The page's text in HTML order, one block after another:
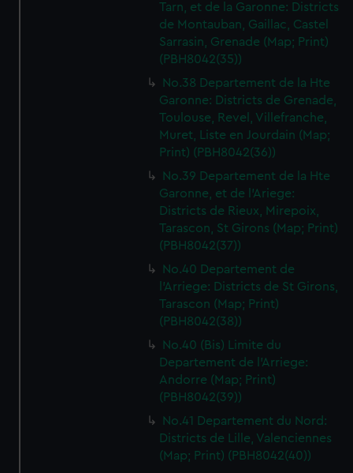
Tarn, et de la Garonne: Districts
de Montauban, Gaillac, Castel
Sarrasin, Grenade (Map; Print)
(PBH8042(35))
No.38 Departement de la Hte
Garonne: Districts de Grenade,
Toulouse, Revel, Villefranche,
Muret, Liste en Jourdain (Map;
Print) (PBH8042(36))
No.39 Departement de la Hte
Garonne, et de l'Ariege:
Districts de Rieux, Mirepoix,
Tarascon, St Girons (Map; Print)
(PBH8042(37))
No.40 Departement de
l'Arriege: Districts de St Girons,
Tarascon (Map; Print)
(PBH8042(38))
No.40 (Bis) Limite du
Departement de l'Arriege:
Andorre (Map; Print)
(PBH8042(39))
No.41 Departement du Nord:
Districts de Lille, Valenciennes
(Map; Print) (PBH8042(40))